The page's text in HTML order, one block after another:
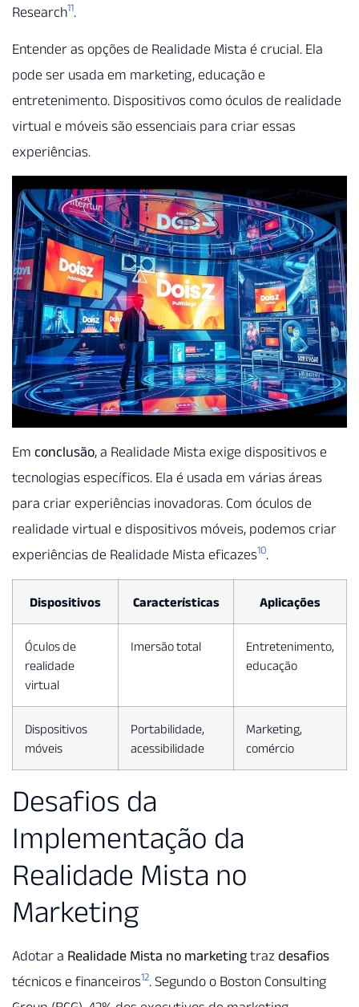
Research11.
Entender as opções de Realidade Mista é crucial. Ela
pode ser usada em marketing, educação e
entretenimento. Dispositivos como óculos de realidade
virtual e móveis são essenciais para criar essas
experiências.
Em conclusão, a Realidade Mista exige dispositivos e
tecnologias específicos. Ela é usada em várias áreas
para criar experiências inovadoras. Com óculos de
realidade virtual e dispositivos móveis, podemos criar
experiências de Realidade Mista eficazes10.
Dispositivos Características Aplicações
Óculos de
realidade
virtual
Imersão total
Entretenimento,
educação
Dispositivos
móveis
Portabilidade,
acessibilidade
Marketing,
comércio
Desafios da
Implementação da
Realidade Mista no
Marketing
Adotar a Realidade Mista no marketingtraz desafios
técnicos e financeiros12. Segundo o Boston Consulting